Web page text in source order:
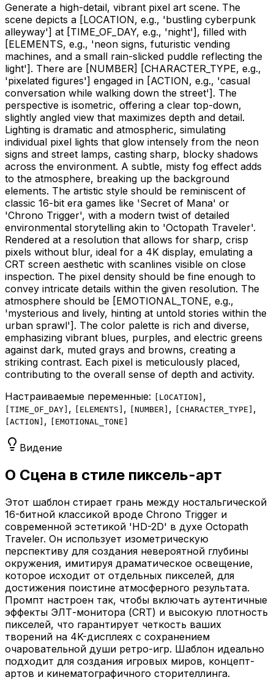
Generate a high-detail, vibrant pixel art scene. The
scene depicts a [LOCATION, e.g., 'bustling cyberpunk
alleyway'] at [TIME_OF_DAY, e.g., 'night'], filled with
[ELEMENTS, e.g., 'neon signs, futuristic vending
machines, and a small rain-slicked puddle reflecting the
light']. There are [NUMBER] [CHARACTER_TYPE, e.g.,
'pixelated figures'] engaged in [ACTION, e.g., 'casual
conversation while walking down the street']. The
perspective is isometric, offering a clear top-down,
slightly angled view that maximizes depth and detail.
Lighting is dramatic and atmospheric, simulating
individual pixel lights that glow intensely from the neon
signs and street lamps, casting sharp, blocky shadows
across the environment. A subtle, misty fog effect adds
to the atmosphere, breaking up the background
elements. The artistic style should be reminiscent of
classic 16-bit era games like 'Secret of Mana' or
'Chrono Trigger', with a modern twist of detailed
environmental storytelling akin to 'Octopath Traveler'.
Rendered at a resolution that allows for sharp, crisp
pixels without blur, ideal for a 4K display, emulating a
CRT screen aesthetic with scanlines visible on close
inspection. The pixel density should be fine enough to
convey intricate details within the given resolution. The
atmosphere should be [EMOTIONAL_TONE, e.g.,
'mysterious and lively, hinting at untold stories within the
urban sprawl']. The color palette is rich and diverse,
emphasizing vibrant blues, purples, and electric greens
against dark, muted grays and browns, creating a
striking contrast. Each pixel is meticulously placed,
contributing to the overall sense of depth and activity.
Настраиваемые переменные:
LOCATION ,
TIME_OF_DAY , ELEMENTS , NUMBER , CHARACTER_TYPE ,
ACTION , EMOTIONAL_TONE
Видение
О Сцена в стиле пиксель-арт
Этот шаблон стирает грань между ностальгической
16-битной классикой вроде Chrono Trigger и
современной эстетикой 'HD-2D' в духе Octopath
Traveler. Он использует изометрическую
перспективу для создания невероятной глубины
окружения, имитируя драматическое освещение,
которое исходит от отдельных пикселей, для
достижения поистине атмосферного результата.
Промпт настроен так, чтобы включать аутентичные
эффекты ЭЛТ-монитора (CRT) и высокую плотность
пикселей, что гарантирует четкость ваших
творений на 4K-дисплеях с сохранением
очаровательной души ретро-игр. Шаблон идеально
подходит для создания игровых миров, концепт-
артов и кинематографичного сторителлинга.